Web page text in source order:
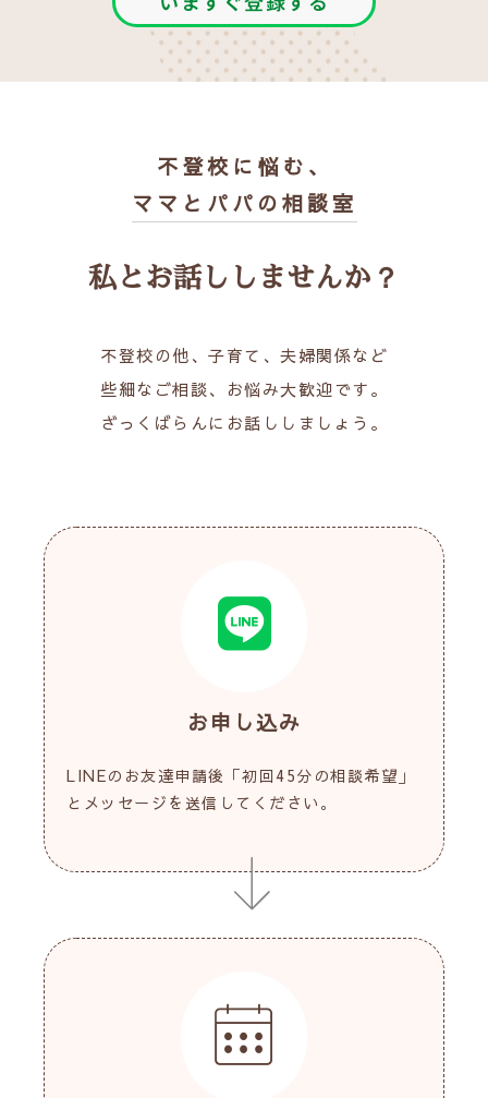
不登校に悩む、
ママとパパの相談室
私とお話ししませんか？
不登校の他、子育て、夫婦関係など
些細なご相談、お悩み大歓迎です。
ざっくばらんにお話ししましょう。
お申し込み
LINEのお友達申請後「初回45分の相談希望」
とメッセージを送信してください。